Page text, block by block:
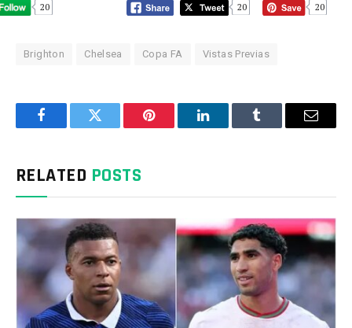
20 20 20
Brighton Chelsea Copa FA Vistas Previas
FacebookTwitter Pinterest LinkedInTumblr Email
RELATED POSTS